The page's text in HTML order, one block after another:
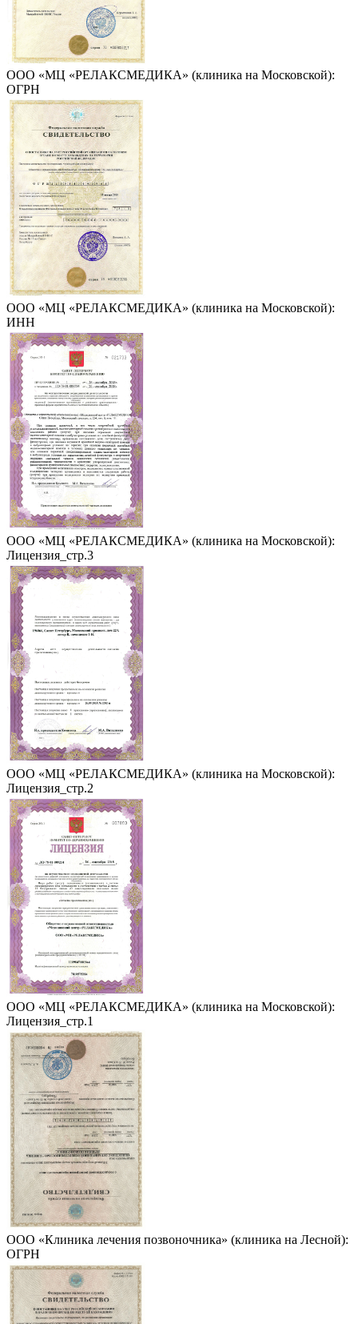
ООО «МЦ «РЕЛАКСМЕДИКА» (клиника на Московской):
ОГРН
ООО «МЦ «РЕЛАКСМЕДИКА» (клиника на Московской):
ИНН
ООО «МЦ «РЕЛАКСМЕДИКА» (клиника на Московской):
Лицензия_стр.3
ООО «МЦ «РЕЛАКСМЕДИКА» (клиника на Московской):
Лицензия_стр.2
ООО «МЦ «РЕЛАКСМЕДИКА» (клиника на Московской):
Лицензия_стр.1
ООО «Клиника лечения позвоночника» (клиника на Лесной):
ОГРН